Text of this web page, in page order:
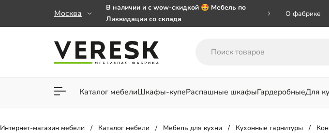
Москва
В наличии и с wow-скидкой 🤩 Мебель по
Ликвидации со склада
заказе от 50 000 ₽
Важно! Наш Whatsapp переехал на номер
О фабрике
Каталог мебелиШкафы-купеРаспашные шкафыГардеробныеДля
Для гостиной Для спальни
Интернет-магазин мебели Каталог мебели Мебель для кухни Кухонные гарнитуры